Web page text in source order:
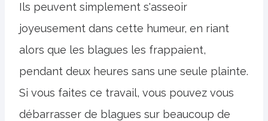
Ils peuvent simplement s'asseoir
joyeusement dans cette humeur, en riant
alors que les blagues les frappaient,
pendant deux heures sans une seule plainte.
Si vous faites ce travail, vous pouvez vous
débarrasser de blagues sur beaucoup de